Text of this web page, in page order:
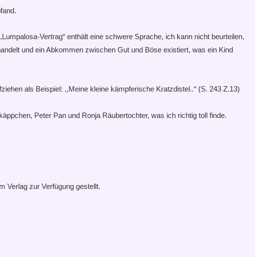
Vertrag“ enthält eine schwere Sprache, ich kann nicht beurteilen,
und ein Abkommen zwischen Gut und Böse existiert, was ein Kind
als Beispiel: ,,Meine kleine kämpferische Kratzdistel..“ (S. 243 Z.13)
Peter Pan und Ronja Räubertochter, was ich richtig toll finde.
Verlag zur Verfügung gestellt.